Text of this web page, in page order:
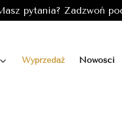
pytania? Zadzwoń
Wyprzedaż Nowości